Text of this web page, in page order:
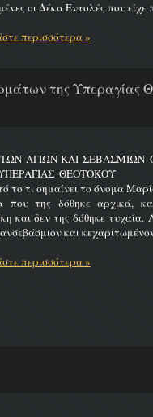
οι Δέκα Εντολές που είχε
περισσότερα »
της Υπεραγίας
ΤΩΝ ΑΓΙΩΝ ΚΑΙ
ΘΕΟΤΟΚΟΥ
το τι σημαίνει το όνομα
που της δόθηκε αρχικά,
και δεν της δόθηκε τυχαία.
και
περισσότερα »